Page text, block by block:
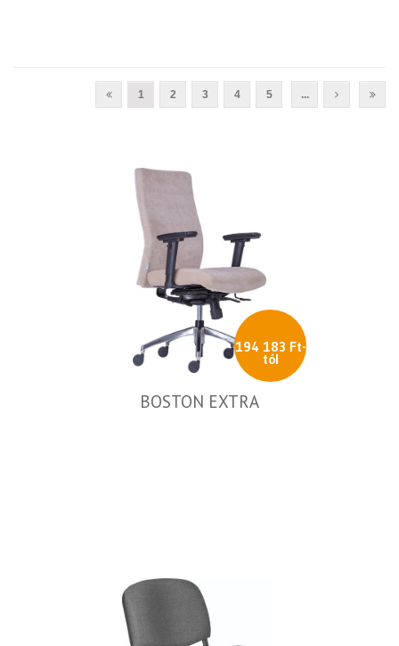
1 2 3 4 5 ...
194 183 Ft-
tól
BOSTON EXTRA